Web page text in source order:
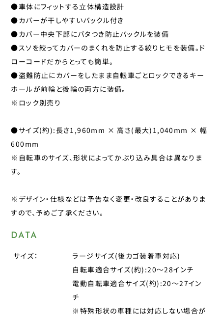
子供のせ
工具
補修パーツ
ブレーキ
変速・外装
タイヤ
タイヤチューブパーツ
ケミカル
パンク修理用品
マジックワン
マルニ工業
ユニコ
ライトウェイ
永井油業
丸八工機
呉工業
昭和インダストリーズ
川住製作所
東京ベル製作所
日本パレード
●車体にフィットする立体構造設計
●カバーが干しやすいバックル付き
●カバー中央下部にバタつき防止バックルを装備
●スソを絞ってカバーのまくれを防止する絞りヒモを装備。ド
ローコードだからとっても簡単。
●盗難防止にカバーをしたまま自転車ごとロックできるキー
ホールが前輪と後輪の両方に装備。
※ロック別売り
●サイズ(約):長さ1,960mm × 高さ(最大)1,040mm × 幅
600mm
※自転車のサイズ、形状によってかぶり込み具合は異なりま
す。
※デザイン・仕様などは予告なく変更・改良することがありま
すので、予めご了承ください。
DATA
サイズ：
ラージサイズ(後カゴ装着車対応)
自転車適合サイズ(約):20～28インチ
電動自転車適合サイズ(約):20～27イン
チ
※特殊形状の車種には対応しない場合が